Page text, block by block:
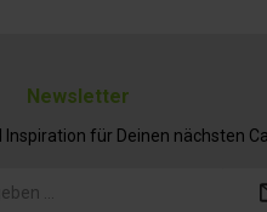
Newsletter
für Deinen nächsten
Mail-